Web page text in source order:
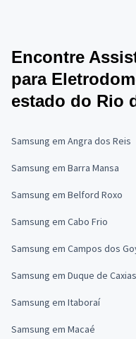
Encontre
para
estado do Rio
Samsung em Angra dos Reis
Samsung em Barra Mansa
Samsung em Belford Roxo
Samsung em Cabo Frio
Samsung em Campos dos
Samsung em Duque de Caxias
Samsung em Itaboraí
Samsung em Macaé